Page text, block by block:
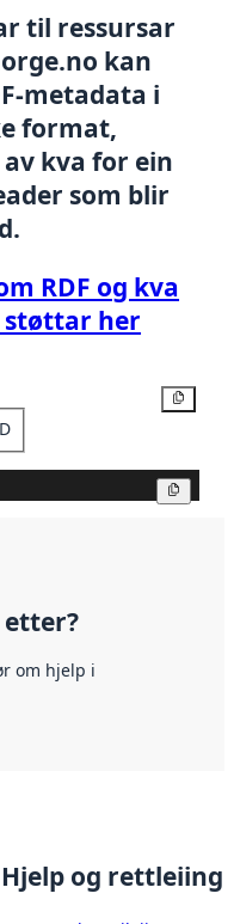
til ressursar
kan
metadata i
format,
kva for ein
som blir
RDF og kva
her
om hjelp i
Hjelp og rettleiing